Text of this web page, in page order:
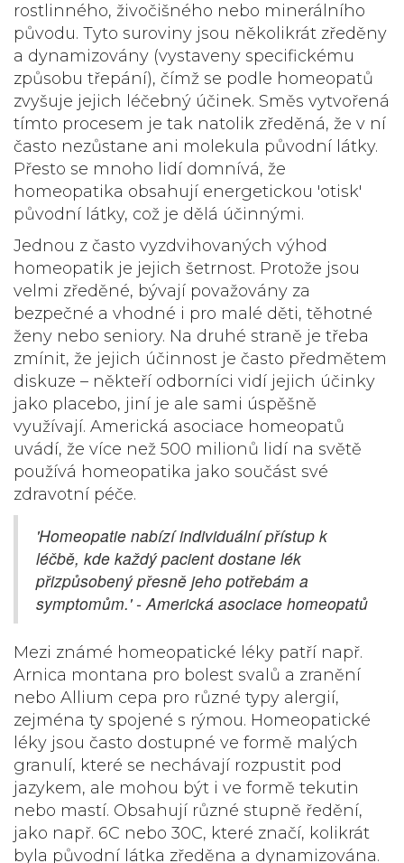
rostlinného, živočišného nebo minerálního
původu. Tyto suroviny jsou několikrát zředěny
a dynamizovány (vystaveny specifickému
způsobu třepání), čímž se podle homeopatů
zvyšuje jejich léčebný účinek. Směs vytvořená
tímto procesem je tak natolik zředěná, že v ní
často nezůstane ani molekula původní látky.
Přesto se mnoho lidí domnívá, že
homeopatika obsahují energetickou 'otisk'
původní látky, což je dělá účinnými.
Jednou z často vyzdvihovaných výhod
homeopatik je jejich šetrnost. Protože jsou
velmi zředěné, bývají považovány za
bezpečné a vhodné i pro malé děti, těhotné
ženy nebo seniory. Na druhé straně je třeba
zmínit, že jejich účinnost je často předmětem
diskuze – někteří odborníci vidí jejich účinky
jako placebo, jiní je ale sami úspěšně
využívají. Americká asociace homeopatů
uvádí, že více než 500 milionů lidí na světě
používá homeopatika jako součást své
zdravotní péče.
'Homeopatie nabízí individuální přístup k
léčbě, kde každý pacient dostane lék
přizpůsobený přesně jeho potřebám a
symptomům.' - Americká asociace homeopatů
Mezi známé homeopatické léky patří např.
Arnica montana pro bolest svalů a zranění
nebo Allium cepa pro různé typy alergií,
zejména ty spojené s rýmou. Homeopatické
léky jsou často dostupné ve formě malých
granulí, které se nechávají rozpustit pod
jazykem, ale mohou být i ve formě tekutin
nebo mastí. Obsahují různé stupně ředění,
jako např. 6C nebo 30C, které značí, kolikrát
byla původní látka zředěna a dynamizována.